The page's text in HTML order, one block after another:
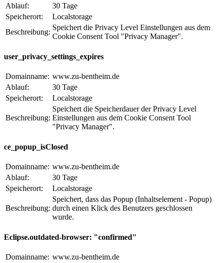
Ablauf:
30 Tage
Speicherort:
Localstorage
Beschreibung:
Speichert die Privacy Level Einstellungen aus dem
Cookie Consent Tool "Privacy Manager".
user_privacy_settings_expires
Domainname: www.zu-bentheim.de
Ablauf:
30 Tage
Speicherort:
Localstorage
Beschreibung:
Speichert die Speicherdauer der Privacy Level
Einstellungen aus dem Cookie Consent Tool
"Privacy Manager".
ce_popup_isClosed
Domainname: www.zu-bentheim.de
Ablauf:
30 Tage
Speicherort:
Localstorage
Beschreibung:
Speichert, dass das Popup (Inhaltselement - Popup)
durch einen Klick des Benutzers geschlossen
wurde.
Eclipse.outdated-browser: "confirmed"
Domainname: www.zu-bentheim.de